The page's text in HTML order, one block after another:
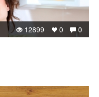
0
0
12899